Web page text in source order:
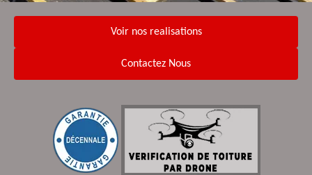
Voir nos realisations
Contactez Nous